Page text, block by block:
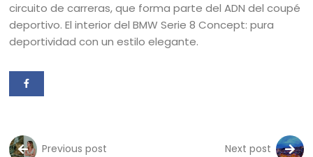
circuito de carreras, que forma parte del ADN del coupé
deportivo. El interior del BMW Serie 8 Concept: pura
deportividad con un estilo elegante.
Previous post Next post